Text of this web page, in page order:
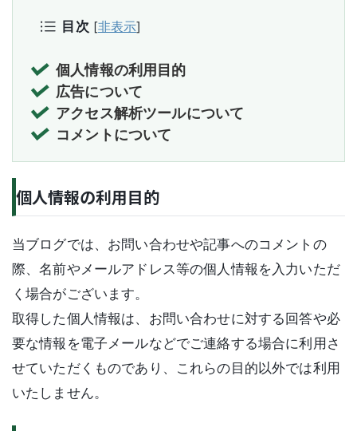
目次 [非表示]
個人情報の利用目的
広告について
アクセス解析ツールについて
コメントについて
個人情報の利用目的
当ブログでは、お問い合わせや記事へのコメントの
際、名前やメールアドレス等の個人情報を入力いただ
く場合がございます。
取得した個人情報は、お問い合わせに対する回答や必
要な情報を電子メールなどでご連絡する場合に利用さ
せていただくものであり、これらの目的以外では利用
いたしません。